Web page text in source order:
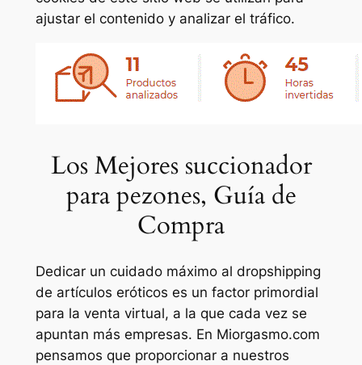
ajustar el contenido y analizar el tráfico.
Los Mejores succionador
para pezones, Guía de
Compra
Dedicar un cuidado máximo al dropshipping
de artículos eróticos es un factor primordial
para la venta virtual, a la que cada vez se
apuntan más empresas. En Miorgasmo.com
pensamos que proporcionar a nuestros